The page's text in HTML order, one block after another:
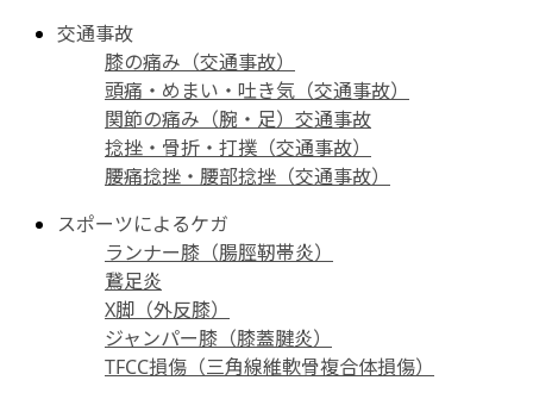
交通事故
膝の痛み（交通事故）
頭痛・めまい・吐き気（交通事故）
関節の痛み（腕・足）交通事故
捻挫・骨折・打撲（交通事故）
腰痛捻挫・腰部捻挫（交通事故）
スポーツによるケガ
ランナー膝（腸脛靭帯炎）
鵞足炎
X脚（外反膝）
ジャンパー膝（膝蓋腱炎）
TFCC損傷（三角線維軟骨複合体損傷）